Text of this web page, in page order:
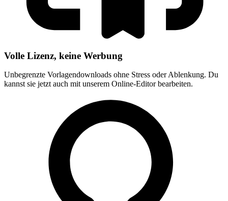
Volle Lizenz, keine Werbung
Unbegrenzte Vorlagendownloads ohne Stress oder Ablenkung. Du
kannst sie jetzt auch mit unserem Online-Editor bearbeiten.